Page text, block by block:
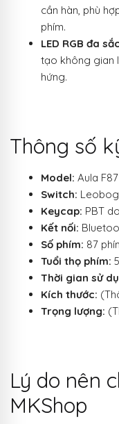
cần hàn, phù
phím.
LED RGB đa
tạo không gian
hứng.
Thông số
Model: Aula F87
Switch:
Keycap: PBT
Kết nối:
Số phím: 87
Tuổi thọ phím:
Thời gian sử
Kích thước:
Trọng lượng:
Lý do nên
MKShop